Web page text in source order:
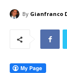
By Gianfranco